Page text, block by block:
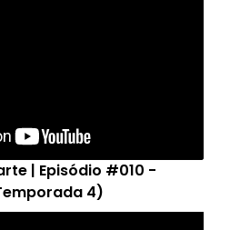
| Episódio #010 -
4)